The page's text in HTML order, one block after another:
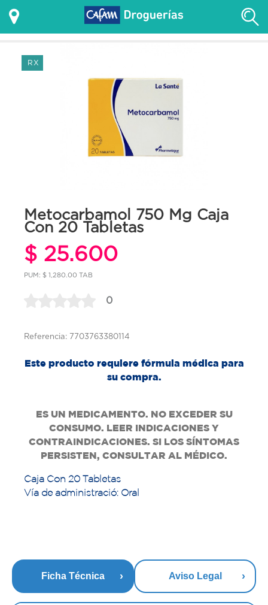
RX
Metocarbamol 750 Mg Caja
Con 20 Tabletas
$ 25.600
PUM: $ 1,280.00 TAB
0
Referencia: 7703763380114
Este producto requiere fórmula médica para
su compra.
ES UN MEDICAMENTO. NO EXCEDER SU
CONSUMO. LEER INDICACIONES Y
CONTRAINDICACIONES. SI LOS SÍNTOMAS
PERSISTEN, CONSULTAR AL MÉDICO.
Caja Con 20 Tabletas
Vía de administració: Oral
Ficha Técnica Aviso Legal